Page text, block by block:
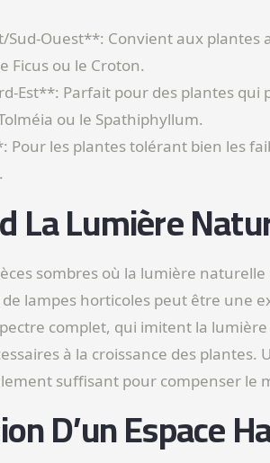
Sud-Ouest**: Convient aux
Ficus ou le Croton.
Est**: Parfait pour des plantes
ou le Spathiphyllum.
Pour les plantes tolérant bien les
La Lumière
sombres où la lumière
de lampes horticoles peut être une
complet, qui imitent la
à la croissance des
suffisant pour compenser le
D’un Espace